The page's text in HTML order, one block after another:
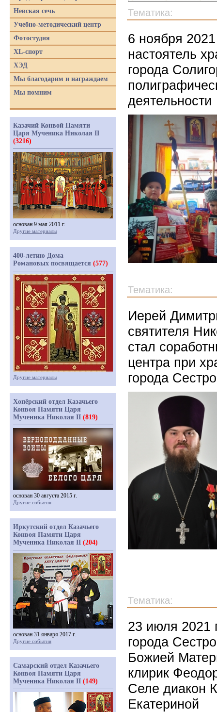
Тематика:
6 ноября
настоятель
города
деятельности
Тематика:
Иерей
святителя
стал
центра при
города
Тематика:
23 июля 2021
города
Божией
клирик
Селе диакон
Екатериной
Невская сечь
Учебно-методический центр
Фотостудия
XL-спорт
ХЭД
Мы благодарим и награждаем
Мы помним
Казачий Конвой Памяти
Царя Мученика Николая II
(3216)
основан 9 мая 2011 г.
Другие материалы
400-летию Дома
Романовых посвящается (577)
Другие материалы
Хопёрский отдел Казачьего
Конвоя Памяти Царя
Мученика Николая II (819)
основан 30 августа 2015 г.
Другие события
Иркутский отдел Казачьего
Конвоя Памяти Царя
Мученика Николая II (204)
основан 31 января 2017 г.
Другие события
Самарский отдел Казачьего
Конвоя Памяти Царя
Мученика Николая II (149)